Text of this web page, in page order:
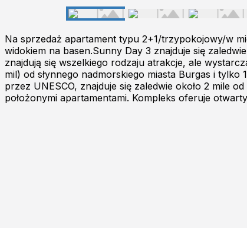
Na sprzedaż apartament typu 2+1/trzypokojowy/w
widokiem na basen.Sunny Day 3 znajduje się
znajdują się wszelkiego rodzaju atrakcje, ale
mil) od słynnego nadmorskiego miasta Burgas i
przez UNESCO, znajduje się zaledwie około 2 mile
położonymi apartamentami. Kompleks oferuje